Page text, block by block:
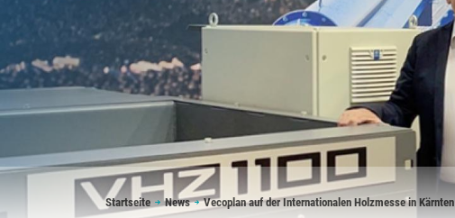
Pfadnavigation
Startseite News Vecoplan auf der Internationalen Holzmesse in Kärnten